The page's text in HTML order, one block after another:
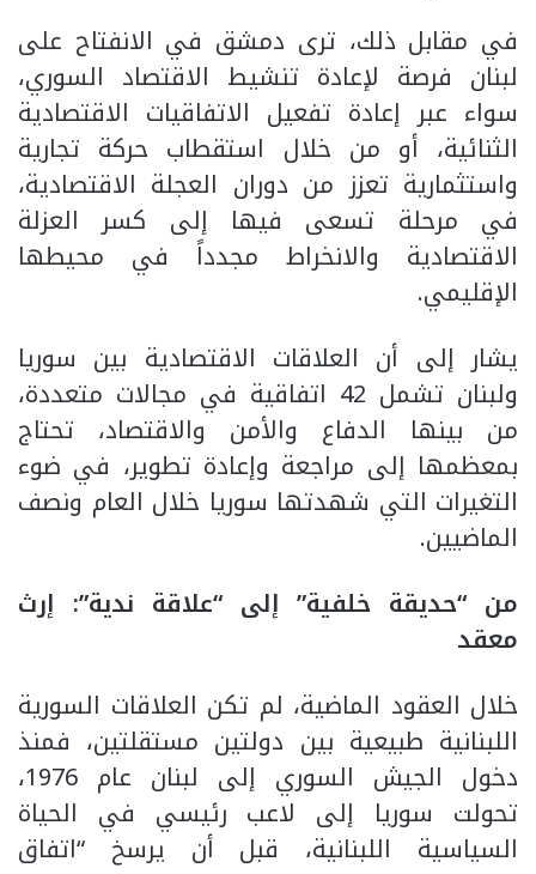
في مقابل ذلك، ترى دمشق في الانفتاح على
لبنان فرصة لإعادة تنشيط الاقتصاد السوري،
سواء عبر إعادة تفعيل الاتفاقيات الاقتصادية
الثنائية، أو من خلال استقطاب حركة تجارية
واستثمارية تعزز من دوران العجلة الاقتصادية،
في مرحلة تسعى فيها إلى كسر العزلة
الاقتصادية والانخراط مجدداً في محيطها
الإقليمي.
يشار إلى أن العلاقات الاقتصادية بين سوريا
ولبنان تشمل 42 اتفاقية في مجالات متعددة،
من بينها الدفاع والأمن والاقتصاد، تحتاج
بمعظمها إلى مراجعة وإعادة تطوير، في ضوء
التغيرات التي شهدتها سوريا خلال العام ونصف
الماضيين.
من “حديقة خلفية” إلى “علاقة ندية”: إرث
معقد
خلال العقود الماضية، لم تكن العلاقات السورية
اللبنانية طبيعية بين دولتين مستقلتين، فمنذ
دخول الجيش السوري إلى لبنان عام 1976،
تحولت سوريا إلى لاعب رئيسي في الحياة
السياسية اللبنانية، قبل أن يرسخ “اتفاق